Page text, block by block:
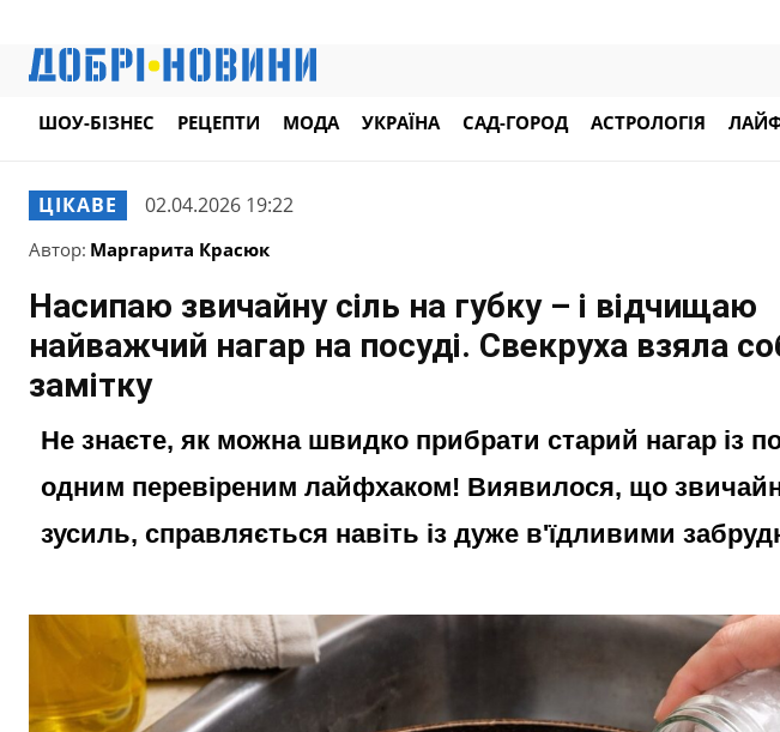
ШОУ-БІЗНЕС РЕЦЕПТИ МОДА УКРАЇНА САД-ГОРОД АСТРОЛОГІЯ
ЦІКАВЕ 02.04.2026 19:22
Автор: Маргарита Красюк
Насипаю звичайну сіль на губку – і відчищаю
найважчий нагар на посуді. Свекруха взяла
замітку
Не знаєте, як можна швидко прибрати старий нагар із
одним перевіреним лайфхаком! Виявилося, що
зусиль, справляється навіть із дуже в'їдливими